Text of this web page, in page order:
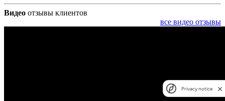
Видео отзывы клиентов
все видео отзывы
Privacy notice